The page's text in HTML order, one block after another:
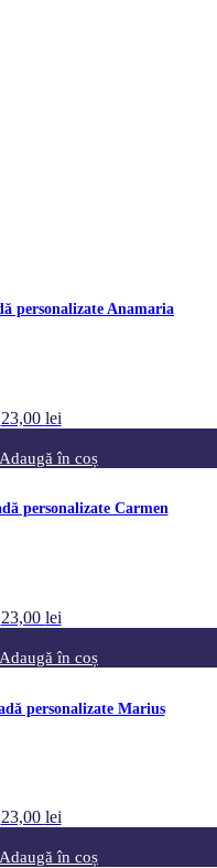
personalizate Anamaria
23,00 lei
Adaugă în coș
personalizate Carmen
23,00 lei
Adaugă în coș
personalizate Marius
23,00 lei
Adaugă în coș